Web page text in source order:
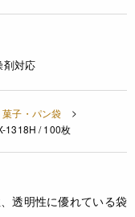
剤対応
菓子・パン袋
1318H / 100枚
透明性に優れている袋